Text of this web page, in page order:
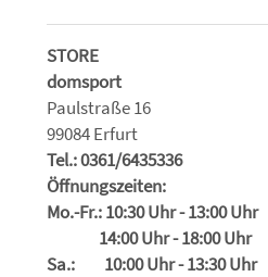
STORE
domsport
Paulstraße 16
99084 Erfurt
Tel.: 0361/6435336
Öffnungszeiten:
Mo.-Fr.: 10:30 Uhr - 13:00 Uhr
14:00 Uhr - 18:00 Uhr
Sa.: 10:00 Uhr - 13:30 Uhr